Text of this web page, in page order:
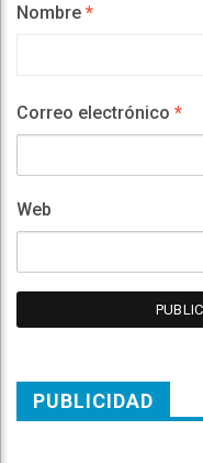
Nombre *
Correo electrónico *
Web
PUBLICIDAD